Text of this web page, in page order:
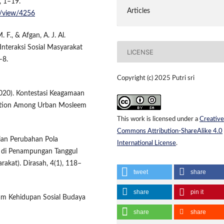
1–19.
view/4256
F., & Afgan, A. J. Al.
Sosial Masyarakat
Kontestasi Keagamaan
Among Urban Mosleem
Perubahan Pola
Penampungan Tanggul
Dirasah, 4(1), 118–
Kehidupan Sosial Budaya
Articles
LICENSE
Copyright (c) 2025 Putri sri
This work is licensed under a Creative
Commons Attribution-ShareAlike 4.0
International License.
tweet share
share pin it
share share